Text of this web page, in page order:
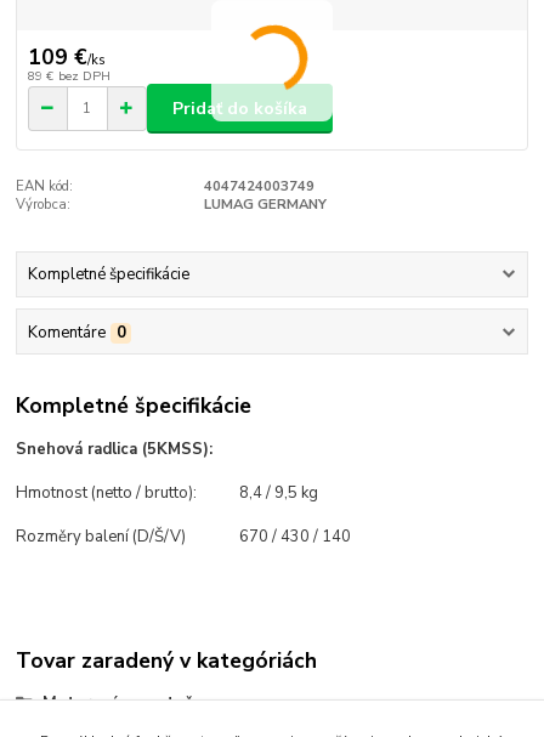
109 €/ks
89 € bez DPH
Pridať do košíka
EAN kód:
4047424003749
Výrobca:
LUMAG GERMANY
Kompletné špecifikácie
Komentáre 0
Kompletné špecifikácie
Snehová radlica (5KMSS):
Hmotnost (netto / brutto):
8,4 / 9,5 kg
Rozměry balení (D/Š/V)
670 / 430 / 140
Tovar zaradený v kategóriách
Motorový zametač